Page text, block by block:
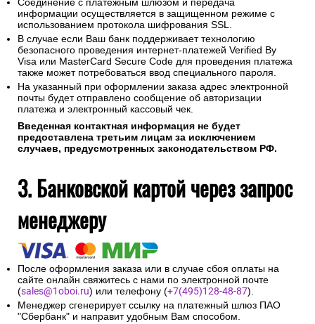
Соединение с платежным шлюзом и передача
информации осуществляется в защищенном режиме с
использованием протокола шифрования SSL.
В случае если Ваш банк поддерживает технологию
безопасного проведения интернет-платежей Verified By
Visa или MasterCard Secure Code для проведения платежа
также может потребоваться ввод специального пароля.
На указанный при оформлении заказа адрес электронной
почты будет отправлено сообщение об авторизации
платежа и электронный кассовый чек.
Введенная контактная информация не будет
предоставлена третьим лицам за исключением
случаев, предусмотренных законодательством РФ.
3. Банковской картой через запрос
менеджеру
После оформления заказа или в случае сбоя оплаты на
сайте онлайн свяжитесь с нами по электронной почте
(sales@1oboi.ru) или телефону (+7(495)128-48-87).
Менеджер сгенерирует ссылку на платежный шлюз ПАО
"Сбербанк" и направит удобным Вам способом.